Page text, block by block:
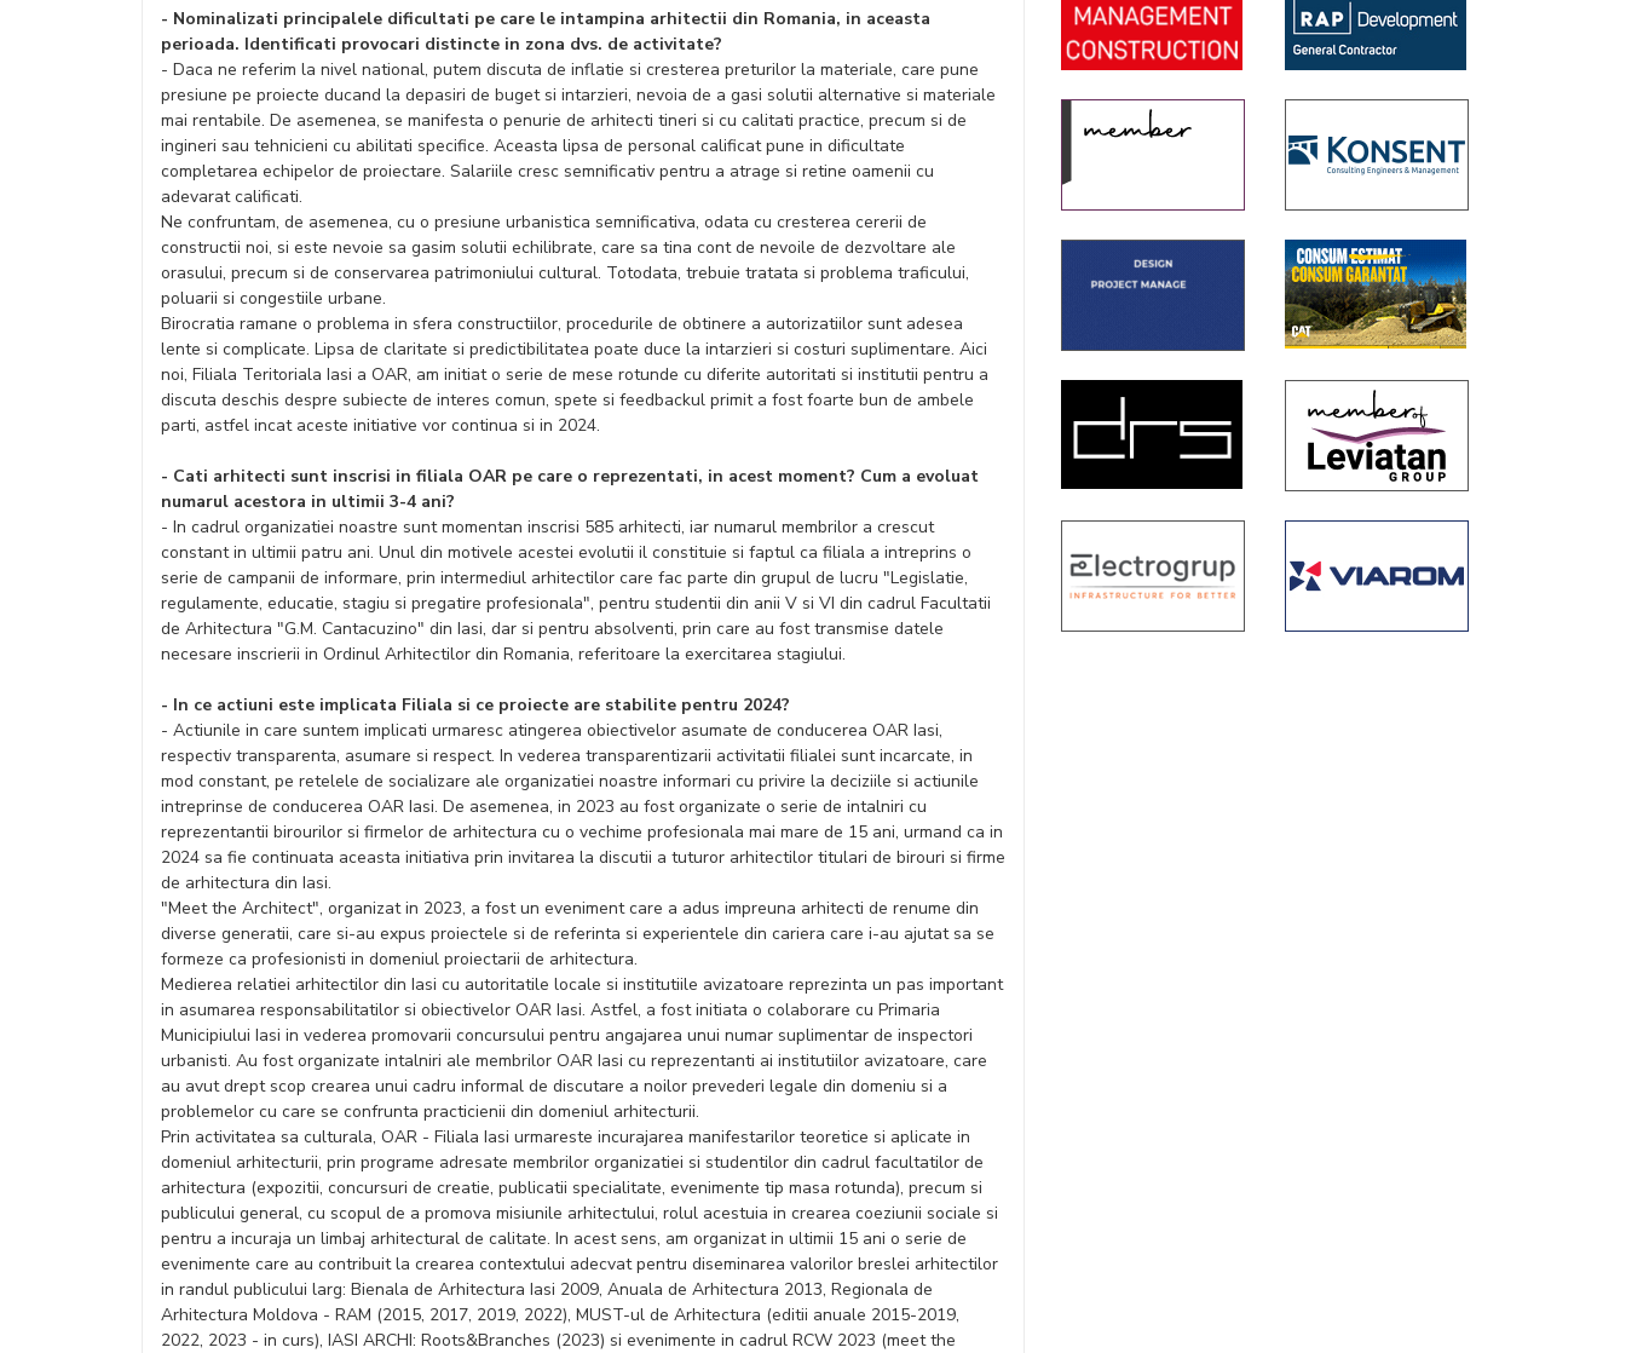
- Nominalizati principalele dificultati pe care le intampina arhitectii din Romania, in aceasta
perioada. Identificati provocari distincte in zona dvs. de activitate?
- Daca ne referim la nivel national, putem discuta de inflatie si cresterea preturilor la materiale, care pune
presiune pe proiecte ducand la depasiri de buget si intarzieri, nevoia de a gasi solutii alternative si materiale
mai rentabile. De asemenea, se manifesta o penurie de arhitecti tineri si cu calitati practice, precum si de
ingineri sau tehnicieni cu abilitati specifice. Aceasta lipsa de personal calificat pune in dificultate
completarea echipelor de proiectare. Salariile cresc semnificativ pentru a atrage si retine oamenii cu
adevarat calificati.
Ne confruntam, de asemenea, cu o presiune urbanistica semnificativa, odata cu cresterea cererii de
constructii noi, si este nevoie sa gasim solutii echilibrate, care sa tina cont de nevoile de dezvoltare ale
orasului, precum si de conservarea patrimoniului cultural. Totodata, trebuie tratata si problema traficului,
poluarii si congestiile urbane.
Birocratia ramane o problema in sfera constructiilor, procedurile de obtinere a autorizatiilor sunt adesea
lente si complicate. Lipsa de claritate si predictibilitatea poate duce la intarzieri si costuri suplimentare. Aici
noi, Filiala Teritoriala Iasi a OAR, am initiat o serie de mese rotunde cu diferite autoritati si institutii pentru a
discuta deschis despre subiecte de interes comun, spete si feedbackul primit a fost foarte bun de ambele
parti, astfel incat aceste initiative vor continua si in 2024.
- Cati arhitecti sunt inscrisi in filiala OAR pe care o reprezentati, in acest moment? Cum a evoluat
numarul acestora in ultimii 3-4 ani?
- In cadrul organizatiei noastre sunt momentan inscrisi 585 arhitecti, iar numarul membrilor a crescut
constant in ultimii patru ani. Unul din motivele acestei evolutii il constituie si faptul ca filiala a intreprins o
serie de campanii de informare, prin intermediul arhitectilor care fac parte din grupul de lucru "Legislatie,
regulamente, educatie, stagiu si pregatire profesionala", pentru studentii din anii V si VI din cadrul Facultatii
de Arhitectura "G.M. Cantacuzino" din Iasi, dar si pentru absolventi, prin care au fost transmise datele
necesare inscrierii in Ordinul Arhitectilor din Romania, referitoare la exercitarea stagiului.
- In ce actiuni este implicata Filiala si ce proiecte are stabilite pentru 2024?
- Actiunile in care suntem implicati urmaresc atingerea obiectivelor asumate de conducerea OAR Iasi,
respectiv transparenta, asumare si respect. In vederea transparentizarii activitatii filialei sunt incarcate, in
mod constant, pe retelele de socializare ale organizatiei noastre informari cu privire la deciziile si actiunile
intreprinse de conducerea OAR Iasi. De asemenea, in 2023 au fost organizate o serie de intalniri cu
reprezentantii birourilor si firmelor de arhitectura cu o vechime profesionala mai mare de 15 ani, urmand ca in
2024 sa fie continuata aceasta initiativa prin invitarea la discutii a tuturor arhitectilor titulari de birouri si firme
de arhitectura din Iasi.
"Meet the Architect", organizat in 2023, a fost un eveniment care a adus impreuna arhitecti de renume din
diverse generatii, care si-au expus proiectele si de referinta si experientele din cariera care i-au ajutat sa se
formeze ca profesionisti in domeniul proiectarii de arhitectura.
Medierea relatiei arhitectilor din Iasi cu autoritatile locale si institutiile avizatoare reprezinta un pas important
in asumarea responsabilitatilor si obiectivelor OAR Iasi. Astfel, a fost initiata o colaborare cu Primaria
Municipiului Iasi in vederea promovarii concursului pentru angajarea unui numar suplimentar de inspectori
urbanisti. Au fost organizate intalniri ale membrilor OAR Iasi cu reprezentanti ai institutiilor avizatoare, care
au avut drept scop crearea unui cadru informal de discutare a noilor prevederi legale din domeniu si a
problemelor cu care se confrunta practicienii din domeniul arhitecturii.
Prin activitatea sa culturala, OAR - Filiala Iasi urmareste incurajarea manifestarilor teoretice si aplicate in
domeniul arhitecturii, prin programe adresate membrilor organizatiei si studentilor din cadrul facultatilor de
arhitectura (expozitii, concursuri de creatie, publicatii specialitate, evenimente tip masa rotunda), precum si
publicului general, cu scopul de a promova misiunile arhitectului, rolul acestuia in crearea coeziunii sociale si
pentru a incuraja un limbaj arhitectural de calitate. In acest sens, am organizat in ultimii 15 ani o serie de
evenimente care au contribuit la crearea contextului adecvat pentru diseminarea valorilor breslei arhitectilor
in randul publicului larg: Bienala de Arhitectura Iasi 2009, Anuala de Arhitectura 2013, Regionala de
Arhitectura Moldova - RAM (2015, 2017, 2019, 2022), MUST-ul de Arhitectura (editii anuale 2015-2019,
2022, 2023 - in curs), IASI ARCHI: Roots&Branches (2023) si evenimente in cadrul RCW 2023 (meet the